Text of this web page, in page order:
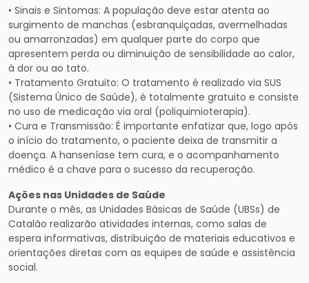
• Sinais e Sintomas: A população deve estar atenta ao
surgimento de manchas (esbranquiçadas, avermelhadas
ou amarronzadas) em qualquer parte do corpo que
apresentem perda ou diminuição de sensibilidade ao calor,
à dor ou ao tato.
• Tratamento Gratuito: O tratamento é realizado via SUS
(Sistema Único de Saúde), é totalmente gratuito e consiste
no uso de medicação via oral (poliquimioterapia).
• Cura e Transmissão: É importante enfatizar que, logo após
o início do tratamento, o paciente deixa de transmitir a
doença. A hanseníase tem cura, e o acompanhamento
médico é a chave para o sucesso da recuperação.
Ações nas Unidades de Saúde
Durante o mês, as Unidades Básicas de Saúde (UBSs) de
Catalão realizarão atividades internas, como salas de
espera informativas, distribuição de materiais educativos e
orientações diretas com as equipes de saúde e assistência
social.